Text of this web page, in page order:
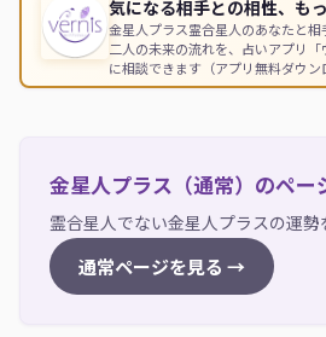
気になる相手との相性、も
金星人プラス霊合星人のあなたと相
二人の未来の流れを、占いアプリ
に相談できます（アプリ無料ダウン
金星人プラス（通常）のペー
霊合星人でない金星人プラスの運勢
通常ページを見る →